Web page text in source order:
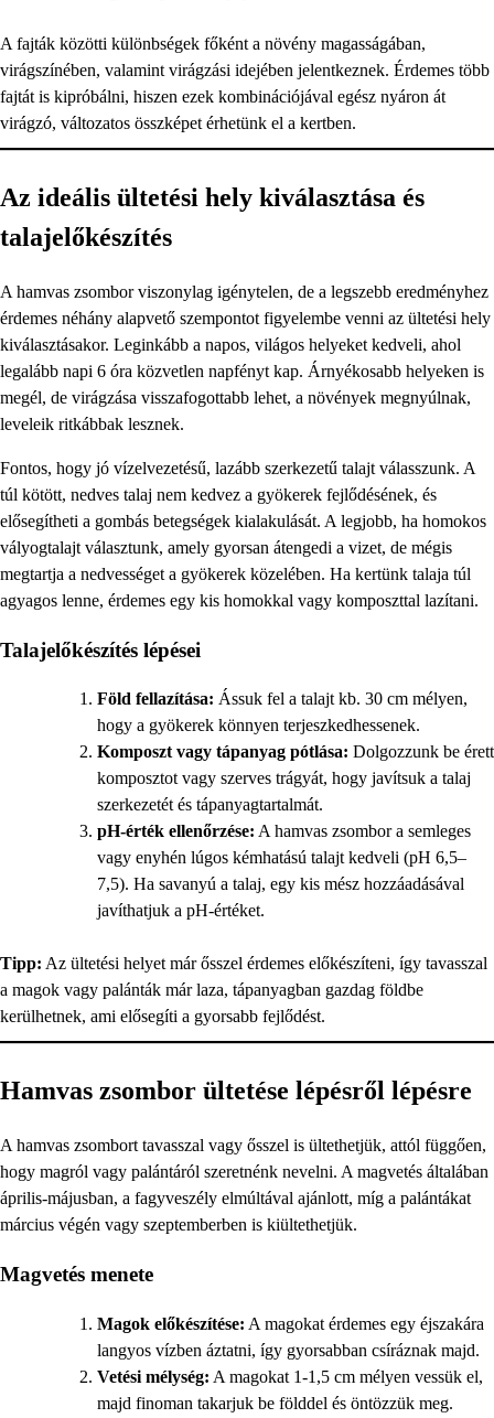
A fajták közötti különbségek főként a növény magasságában,
virágszínében, valamint virágzási idejében jelentkeznek. Érdemes több
fajtát is kipróbálni, hiszen ezek kombinációjával egész nyáron át
virágzó, változatos összképet érhetünk el a kertben.
Az ideális ültetési hely kiválasztása és
talajelőkészítés
A hamvas zsombor viszonylag igénytelen, de a legszebb eredményhez
érdemes néhány alapvető szempontot figyelembe venni az ültetési hely
kiválasztásakor. Leginkább a napos, világos helyeket kedveli, ahol
legalább napi 6 óra közvetlen napfényt kap. Árnyékosabb helyeken is
megél, de virágzása visszafogottabb lehet, a növények megnyúlnak,
leveleik ritkábbak lesznek.
Fontos, hogy jó vízelvezetésű, lazább szerkezetű talajt válasszunk. A
túl kötött, nedves talaj nem kedvez a gyökerek fejlődésének, és
elősegítheti a gombás betegségek kialakulását. A legjobb, ha homokos
vályogtalajt választunk, amely gyorsan átengedi a vizet, de mégis
megtartja a nedvességet a gyökerek közelében. Ha kertünk talaja túl
agyagos lenne, érdemes egy kis homokkal vagy komposzttal lazítani.
Talajelőkészítés lépései
Föld fellazítása: Ássuk fel a talajt kb. 30 cm mélyen,
hogy a gyökerek könnyen terjeszkedhessenek.
Komposzt vagy tápanyag pótlása: Dolgozzunk be érett
komposztot vagy szerves trágyát, hogy javítsuk a talaj
szerkezetét és tápanyagtartalmát.
pH-érték ellenőrzése: A hamvas zsombor a semleges
vagy enyhén lúgos kémhatású talajt kedveli (pH 6,5–
7,5). Ha savanyú a talaj, egy kis mész hozzáadásával
javíthatjuk a pH-értéket.
Tipp: Az ültetési helyet már ősszel érdemes előkészíteni, így tavasszal
a magok vagy palánták már laza, tápanyagban gazdag földbe
kerülhetnek, ami elősegíti a gyorsabb fejlődést.
Hamvas zsombor ültetése lépésről lépésre
A hamvas zsombort tavasszal vagy ősszel is ültethetjük, attól függően,
hogy magról vagy palántáról szeretnénk nevelni. A magvetés általában
április-májusban, a fagyveszély elmúltával ajánlott, míg a palántákat
március végén vagy szeptemberben is kiültethetjük.
Magvetés menete
Magok előkészítése: A magokat érdemes egy éjszakára
langyos vízben áztatni, így gyorsabban csíráznak majd.
Vetési mélység: A magokat 1-1,5 cm mélyen vessük el,
majd finoman takarjuk be földdel és öntözzük meg.